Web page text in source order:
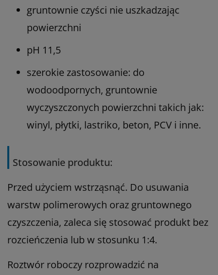
gruntownie czyści nie uszkadzając
powierzchni
pH 11,5
szerokie zastosowanie: do
wodoodpornych, gruntownie
wyczyszczonych powierzchni takich jak:
winyl, płytki, lastriko, beton, PCV i inne.
Stosowanie produktu:
Przed użyciem wstrząsnąć. Do usuwania
warstw polimerowych oraz gruntownego
czyszczenia, zaleca się stosować produkt bez
rozcieńczenia lub w stosunku 1:4.
Roztwór roboczy rozprowadzić na